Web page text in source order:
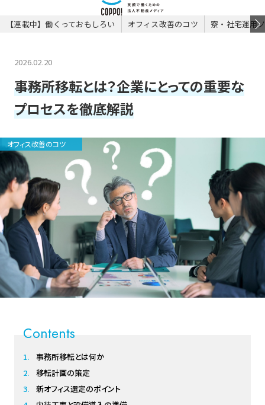
【連載中】働くっておもしろい オフィス改善のコツ 寮・社宅運用
2026.02.20
事務所移転とは？企業にとっての重要な
プロセスを徹底解説
オフィス改善のコツ
Contents
事務所移転とは何か
移転計画の策定
新オフィス選定のポイント